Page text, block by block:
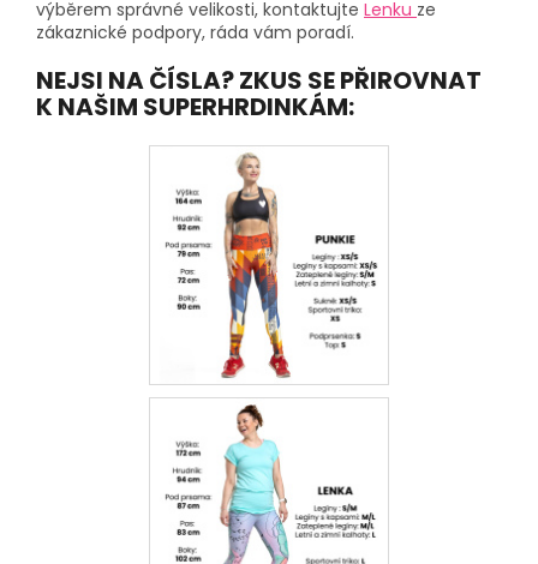
výběrem správné velikosti, kontaktujte Lenku ze
zákaznické podpory, ráda vám poradí.
NEJSI NA ČÍSLA? ZKUS SE PŘIROVNAT
K NAŠIM SUPERHRDINKÁM: